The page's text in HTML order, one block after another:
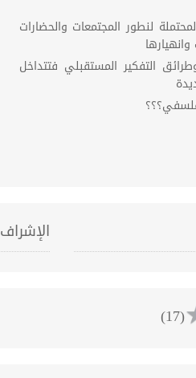
لنطور المجتمعات والحضارات
التفكير المستقبلي فتتداخل
(17)